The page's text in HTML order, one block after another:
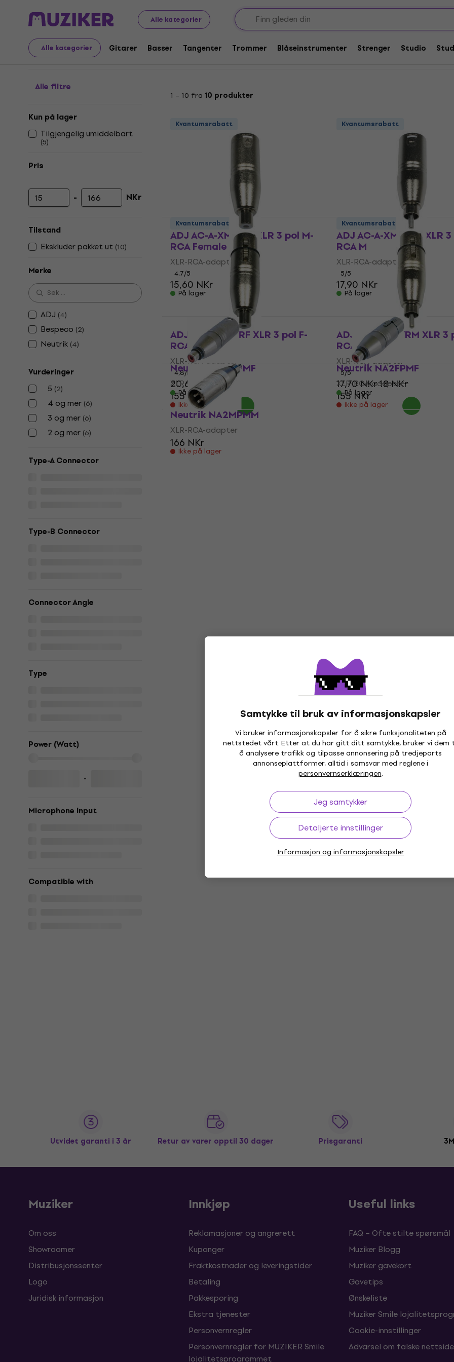
Alle kategorier
Alle kategorier Gitarer Basser Tangenter Trommer Blåseinstrumenter Strenger Studio
Samtykke til bruk av informasjonskapsler
Vi bruker informasjonskapsler for å sikre funksjonaliteten på
nettstedet vårt. Etter at du har gitt ditt samtykke, bruker vi dem
å analysere trafikk og tilpasse annonsering på tredjeparts
annonseplattformer, alltid i samsvar med reglene i
personvernserklæringen.
Jeg samtykker
Detaljerte innstillinger
Informasjon og informasjonskapsler
Musikkinstrumenter Tilbehør Kabler, kontakter og adaptere
XLR-RCA-adaptere
Alle filtre
Kun på lager
Tilgjengelig umiddelbart
(5)
Pris
Minimumspris
- Maksimal pris
NKr
Tilstand
Ekskluder pakket ut (10)
Merke
ADJ (4)
Bespeco (2)
Neutrik (4)
Vurderinger
5 (2)
4 og mer (6)
3 og mer (6)
2 og mer (6)
Type-A Connector
Type-B Connector
Connector Angle
Тype
Power (Watt)
-
Microphone Input
Compatible with
1 – 10 fra 10 produkter
Kvantumsrabatt
ADJ AC-A-XM3/RF XLR 3 pol M-
RCA Female
XLR-RCA-adapter
4,7/5
15,60 NKr
På lager
Kvantumsrabatt
ADJ AC-A-XM3/RM XLR
RCA M
XLR-RCA-adapter
5/5
17,90 NKr
På lager
Kvantumsrabatt
ADJ AC-A-XF3/RF XLR 3 pol F-
RCA Female
XLR-RCA-adapter
4,8/5
20,60 NKr
På lager
Kvantumsrabatt
ADJ AC-A-XF3/RM XLR 3
RCA F
XLR-RCA-adapter
5/5
17,70 NKr18 NKr
På lager
Neutrik NA2MPMF
XLR-RCA-adapter
155 NKr
Ikke på lager
Neutrik NA2FPMF
XLR-RCA-adapter
155 NKr
Ikke på lager
Neutrik NA2MPMM
XLR-RCA-adapter
166 NKr
Ikke på lager
Utvidet garanti i 3 år Retur av varer opptil 30 dager Prisgaranti
Muziker
Om oss
Showroomer
Distribusjonssenter
Logo
Juridisk informasjon
Innkjøp
Reklamasjoner og angrerett
Kuponger
Fraktkostnader og leveringstider
Betaling
Pakkesporing
Ekstra tjenester
Personvernregler
Personvernregler for MUZIKER Smile
lojalitetsprogrammet
Useful links
FAQ – Ofte stilte spørsmål
Muziker Blogg
Muziker gavekort
Gavetips
Ønskeliste
Muziker Smile
Cookie-innstillinger
Advarsel om falske